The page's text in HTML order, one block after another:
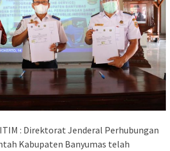
: Direktorat Jenderal Perhubungan
Kabupaten Banyumas telah